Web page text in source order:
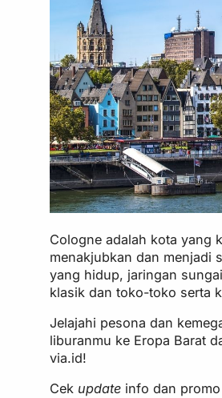
Cologne adalah kota yang
menakjubkan dan menjadi
yang hidup, jaringan
klasik dan toko-toko serta
Jelajahi pesona dan
liburanmu ke Eropa Barat
via.id!
Cek update info dan